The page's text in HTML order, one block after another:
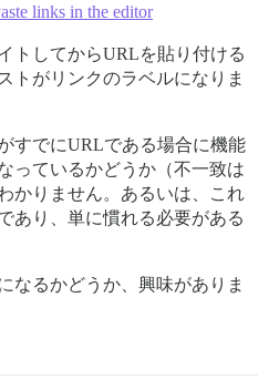
links in the editor
トしてからURLを貼り付ける
トがリンクのラベルになりま
すでにURLである場合に機能
っているかどうか（不一致は
かりません。あるいは、これ
あり、単に慣れる必要がある
なるかどうか、興味がありま